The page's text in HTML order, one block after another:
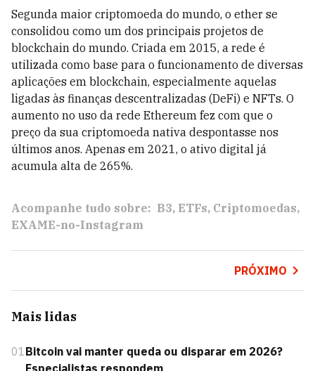
Segunda maior criptomoeda do mundo, o ether se
consolidou como um dos principais projetos de
blockchain do mundo. Criada em 2015, a rede é
utilizada como base para o funcionamento de diversas
aplicações em blockchain, especialmente aquelas
ligadas às finanças descentralizadas (DeFi) e NFTs. O
aumento no uso da rede Ethereum fez com que o
preço da sua criptomoeda nativa despontasse nos
últimos anos. Apenas em 2021, o ativo digital já
acumula alta de 265%.
Acompanhe tudo sobre: B3 ETFs Criptomoedas
EXAME-no-Instagram
PRÓXIMO
Mais lidas
01Bitcoin vai manter queda ou disparar em 2026?
Especialistas respondem